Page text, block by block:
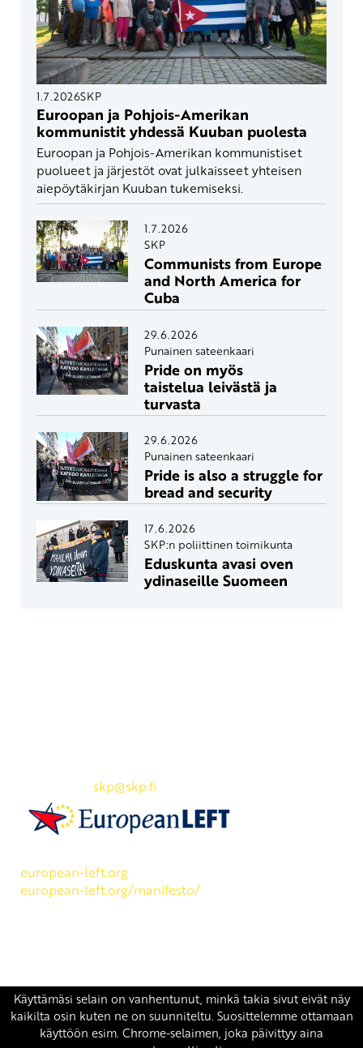
1.7.2026SKP
Euroopan ja Pohjois-Amerikan
kommunistit yhdessä Kuuban puolesta
Euroopan ja Pohjois-Amerikan kommunistiset
puolueet ja järjestöt ovat julkaisseet yhteisen
aiepöytäkirjan Kuuban tukemiseksi.
1.7.2026
SKP
Communists from Europe
and North America for
Cuba
29.6.2026
Punainen sateenkaari
Pride on myös
taistelua leivästä ja
turvasta
29.6.2026
Punainen sateenkaari
Pride is also a struggle for
bread and security
17.6.2026
SKP:n poliittinen toimikunta
Eduskunta avasi oven
ydinaseille Suomeen
skp@skp.fi
european-left.org
european-left.org/manifesto/
Copyright 2026 © SKP| Tietosuojaseloste